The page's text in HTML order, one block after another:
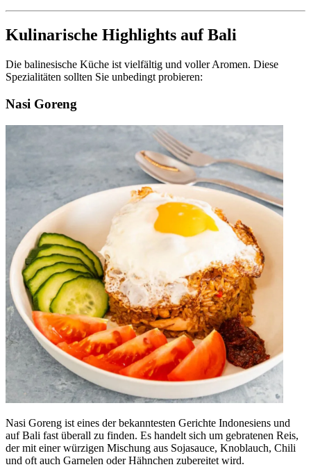
Kulinarische Highlights auf Bali
Die balinesische Küche ist vielfältig und voller Aromen. Diese
Spezialitäten sollten Sie unbedingt probieren:
Nasi Goreng
Nasi Goreng ist eines der bekanntesten Gerichte Indonesiens und
auf Bali fast überall zu finden. Es handelt sich um gebratenen Reis,
der mit einer würzigen Mischung aus Sojasauce, Knoblauch, Chili
und oft auch Garnelen oder Hähnchen zubereitet wird.